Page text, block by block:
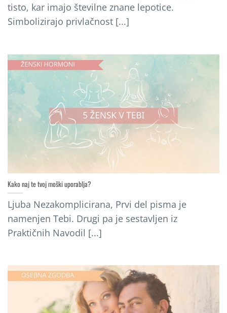
tisto, kar imajo številne znane lepotice.
Simbolizirajo privlačnost [...]
Kako naj te tvoj moški uporablja?
Ljuba Nezakomplicirana, Prvi del pisma je
namenjen Tebi. Drugi pa je sestavljen iz
Praktičnih Navodil [...]